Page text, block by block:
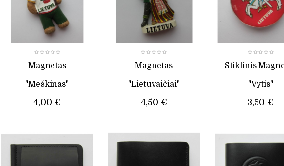
Magnetas
"Meškinas"
4,00 €
Magnetas
"Lietuvaičiai"
4,50 €
Stiklinis
"Vytis"
3,50 €